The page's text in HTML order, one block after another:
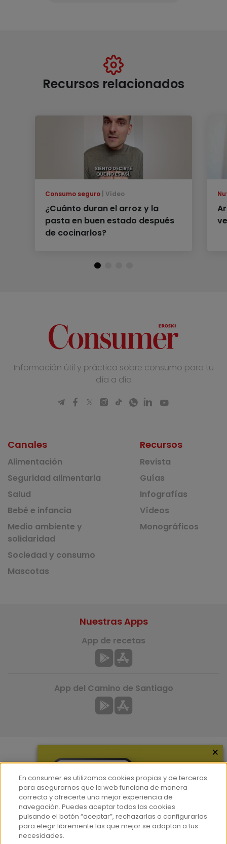
Recursos relacionados
Consumo seguro Vídeo
¿Cuánto duran el arroz y la
pasta en buen estado después
de cocinarlos?
Información útil y práctica sobre consumo para tu
día a día
Canales
Alimentación
Seguridad alimentaria
Salud
Bebé e infancia
Medio ambiente y
solidaridad
Sociedad y consumo
Mascotas
Recursos
Revista
Guías
Infografías
Vídeos
Monográficos
Más información
¿Quiénes somos?
Hemeroteca
Contacto
Prensa
Nuestras Apps
App de recetas
App del Camino de Santiago
×
En consumer.es utilizamos cookies propias y de terceros
para asegurarnos que la web funciona de manera
correcta y ofrecerte una mejor experiencia de
navegación. Puedes aceptar todas las cookies
pulsando el botón “aceptar”, rechazarlas o configurarlas
para elegir libremente las que mejor se adaptan a tus
necesidades.